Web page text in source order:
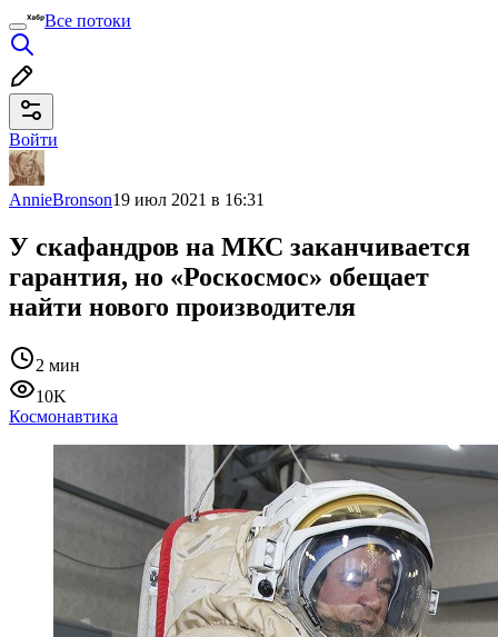
Все потоки
Войти
AnnieBronson19 июл 2021 в 16:31
У скафандров на МКС заканчивается
гарантия, но «Роскосмос» обещает
найти нового производителя
2 мин
10K
Космонавтика